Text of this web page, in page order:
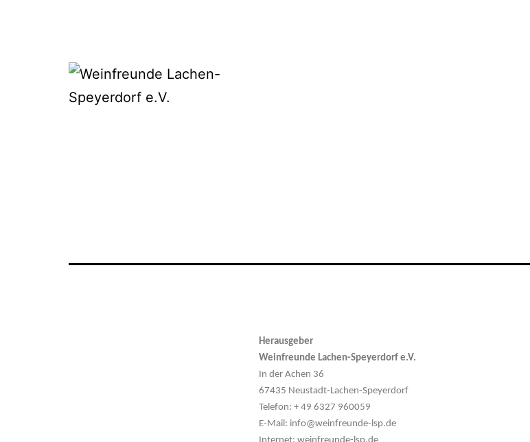
Herausgeber
Weinfreunde Lachen-Speyerdorf e.V.
In der Achen 36
67435 Neustadt-Lachen-Speyerdorf
Telefon: + 49 6327 960059
E-Mail: info@weinfreunde-lsp.de